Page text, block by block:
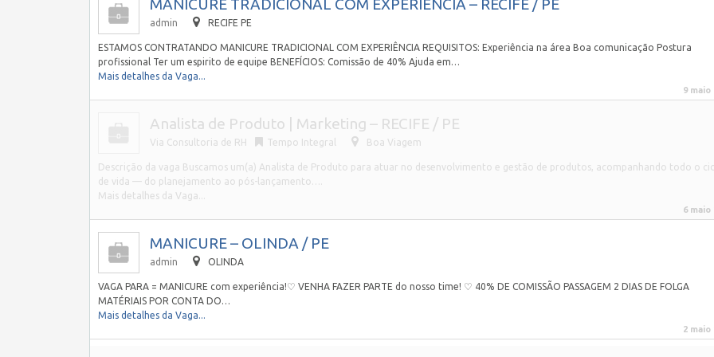
MANICURE TRADICIONAL COM EXPERIÊNCIA – RECIFE / PE
admin RECIFE PE
ESTAMOS CONTRATANDO MANICURE TRADICIONAL COM EXPERIÊNCIA REQUISITOS: Experiência na área Boa comunicação Postura
profissional Ter um espirito de equipe BENEFÍCIOS: Comissão de 40% Ajuda em…
Mais detalhes da Vaga...
9 maio
Analista de Produto | Marketing – RECIFE / PE
Via Consultoria de RH Tempo Integral Boa Viagem
Descrição da vaga Buscamos um(a) Analista de Produto para atuar no desenvolvimento e gestão de produtos, acompanhando todo o
de vida — do planejamento ao pós-lançamento….
Mais detalhes da Vaga...
6 maio
MANICURE – OLINDA / PE
admin OLINDA
VAGA PARA = MANICURE com experiência!♡ VENHA FAZER PARTE do nosso time! ♡ 40% DE COMISSÃO PASSAGEM 2 DIAS DE FOLGA
MATÉRIAIS POR CONTA DO…
Mais detalhes da Vaga...
2 maio